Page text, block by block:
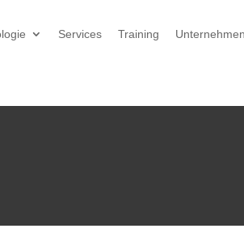
Services Training Unternehmen